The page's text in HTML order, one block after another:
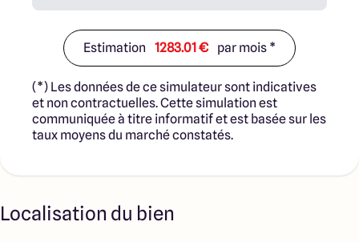
Estimation 1283.01 € par mois *
(*) Les données de ce simulateur sont indicatives
et non contractuelles. Cette simulation est
communiquée à titre informatif et est basée sur les
taux moyens du marché constatés.
Localisation du bien